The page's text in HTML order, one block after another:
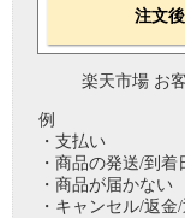
注文
楽天市場 お
例
・支払い
・商品の発送/到着
・商品が届かない
・キャンセル/返金